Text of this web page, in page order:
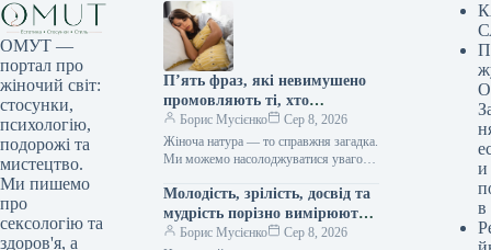
ОМУТ —
портал про
жіночий світ:
стосунки,
психологію,
подорожі та
мистецтво.
Ми пишемо
про
сексологію та
здоров'я, а
П’ять фраз, які невимушено
промовляють ті, хто
закохується мовчки, як шепіт
зірок
Борис Мусієнко
Сер 8, 2026
Жіноча натура — то справжня загадка.
Ми можемо насолоджуватися увагою
проводити час у їхній компанії, й…
Молодість, зрілість, досвід та
мудрість порізно вимірюють
вірність у серцях.
Борис Мусієнко
Сер 8, 2026
и
в